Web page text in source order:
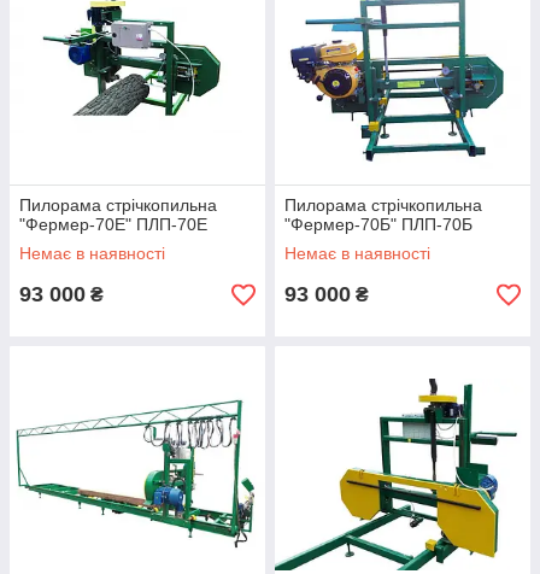
Пилорама стрічкопильна
"Фермер-70Е" ПЛП-70Е
Немає в наявності
93 000 ₴
Пилорама стрічкопильна
"Фермер-70Б" ПЛП-70Б
Немає в наявності
93 000 ₴